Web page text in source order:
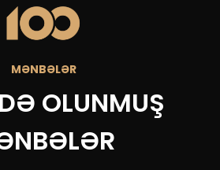
MƏNBƏLƏR
OLUNMUŞ